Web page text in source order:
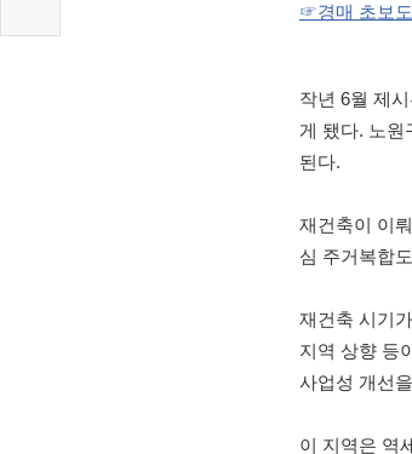
☞경매 초보
작년 6월 제
게 됐다. 노원
된다.
재건축이 이
심 주거복합
재건축 시기
지역 상향 등
사업성 개선
이 지역은 역